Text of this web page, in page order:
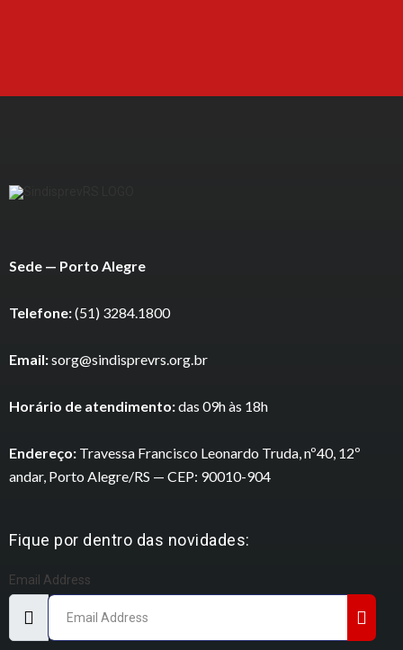
Sede — Porto Alegre
Telefone:(51) 3284.1800
Email:sorg@sindisprevrs.org.br
Horário de atendimento:das 09h às 18h
Endereço: Travessa Francisco Leonardo Truda, nº40, 12º
andar, Porto Alegre/RS — CEP: 90010-904
Fique por dentro das novidades:
Email Address